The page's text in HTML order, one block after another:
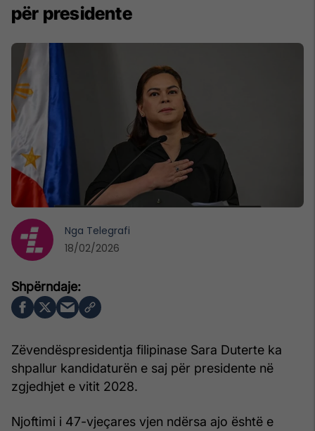
për presidente
Zëvendëspresidentja filipinase Sara Duterte ka
shpallur kandidaturën e saj për presidente në
zgjedhjet e vitit 2028.
Njoftimi i 47-vjeçares vjen ndërsa ajo është e
Nga Telegrafi
18/02/2026